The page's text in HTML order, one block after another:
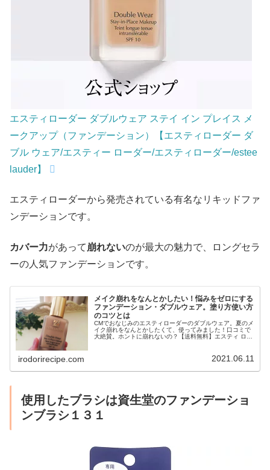
エスティローダー ダブルウェア ステイ イン プレイス メ
ークアップ（ファンデーション）【エスティローダー ダ
ブル ウェア/エスティー ローダー/エスティローダー/estee
lauder】
エスティローダーから発売されている有名なリキッドファ
ンデーションです。
カバー力があって 崩れないのが最大の魅力で、ロングセラ
ーの人気ファンデーションです。
メイク崩れをなんとかしたい！悩みをゼロにする
ファンデーション・ダブルウェア。塗り方使い方
のコツとは
CMでおなじみのエスティローダーのダブルウェア。夏のメ
イク崩れをなんとかしたくて、使ってみました！口コミで
大絶賛。ホントに崩れないの？【送料無料】エスティ ロー
irodorirecipe.com 2021.06.11
使用したブラシは資生堂のファンデーショ
ンブラシ１３１